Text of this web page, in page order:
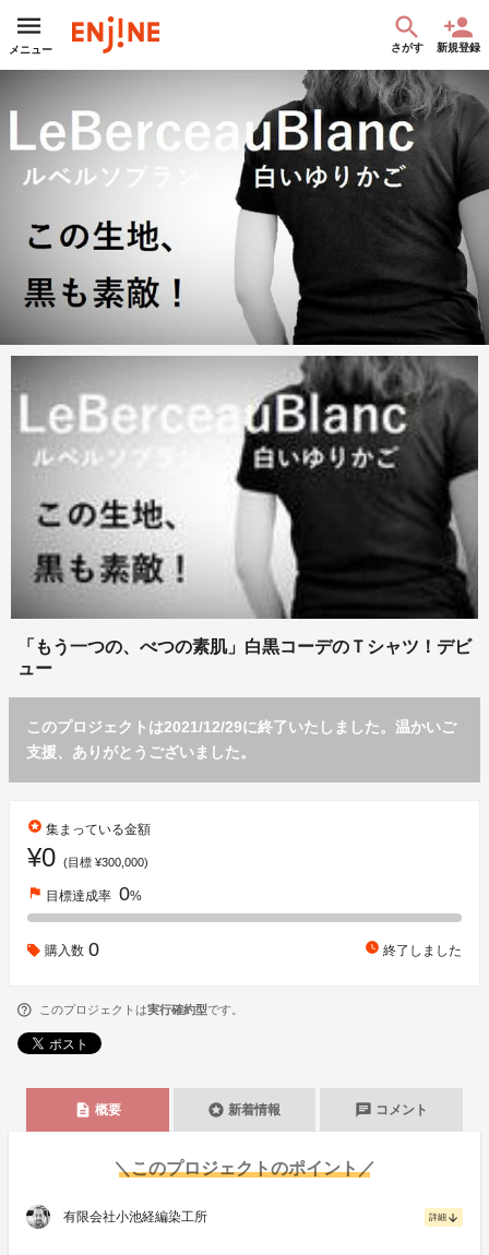
メニュー さがす 新規登録
「もう一つの、べつの素肌」白黒コーデのＴシャツ！デビ
ュー
このプロジェクトは2021/12/29に終了いたしました。温かいご
支援、ありがとうございました。
stars 集まっている金額
¥0 (目標 ¥300,000)
flag 目標達成率 0%
購入数 0 watch_later 終了しました
このプロジェクトは実行確約型です。
description 概要 stars 新着情報 chat コメント
＼このプロジェクトのポイント／
有限会社小池経編染工所 詳細 arrow_downward